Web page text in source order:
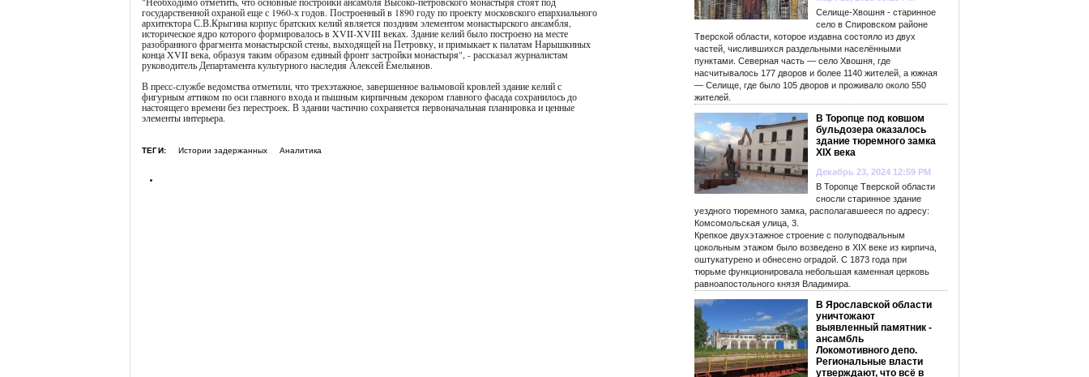
государственной охраной еще с 1960-х годов. Построенный в 1890 году по проекту московского епархиального
архитектора С.В.Крыгина корпус братских келий является поздним элементом монастырского ансамбля,
историческое ядро которого формировалось в XVII-XVIII веках. Здание келий было построено на месте
разобранного фрагмента монастырской стены, выходящей на Петровку, и примыкает к палатам Нарышкиных
конца XVII века, образуя таким образом единый фронт застройки монастыря", - рассказал журналистам
руководитель Департамента культурного наследия Алексей Емельянов.
В пресс-службе ведомства отметили, что трехэтажное, завершенное вальмовой кровлей здание келий с
фигурным аттиком по оси главного входа и пышным кирпичным декором главного фасада сохранилось до
настоящего времени без перестроек. В здании частично сохраняется первоначальная планировка и ценные
элементы интерьера.
ТЕГИ: Истории задержанных Аналитика
Селище-Хвошня - старинное
село в Спировском районе
Тверской области, которое издавна состояло из двух
частей, числившихся раздельными населёнными
пунктами. Северная часть — село Хвошня, где
насчитывалось 177 дворов и более 1140 жителей, а южная
— Селище, где было 105 дворов и проживало около 550
жителей.
В Торопце под ковшом
бульдозера оказалось
здание тюремного замка
XIX века
Декабрь 23, 2024 12:59 PM
В Торопце Тверской области
сносли старинное здание
уездного тюремного замка, располагавшееся по адресу:
Комсомольская улица, 3.
Крепкое двухэтажное строение с полуподвальным
цокольным этажом было возведено в XIX веке из кирпича,
оштукатурено и обнесено оградой. С 1873 года при
тюрьме функционировала небольшая каменная церковь
равноапостольного князя Владимира.
В Ярославской области
уничтожают
выявленный памятник -
ансамбль
Локомотивного депо.
Региональные власти
утверждают, что всё в